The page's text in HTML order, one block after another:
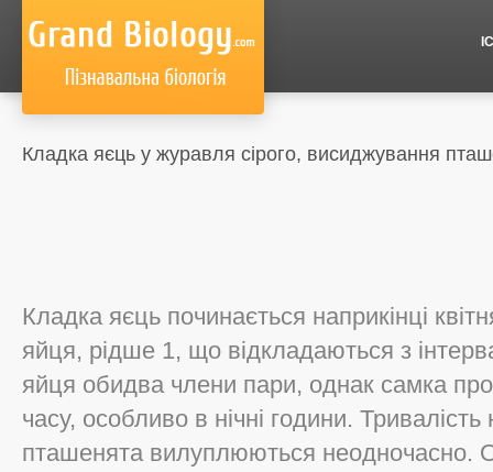
Кладка яєць у журавля сірого, висиджування
Кладка яєць починається наприкінці
яйця, рідше 1, що відкладаються з
яйця обидва члени пари, однак самка
часу, особливо в нічні години.
пташенята вилуплюються неодночасно.